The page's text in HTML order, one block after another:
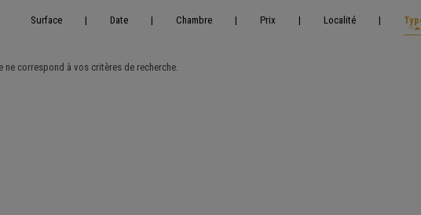
Surface
| Date | Chambre | Prix | Localité |
ne correspond à vos critères de recherche.